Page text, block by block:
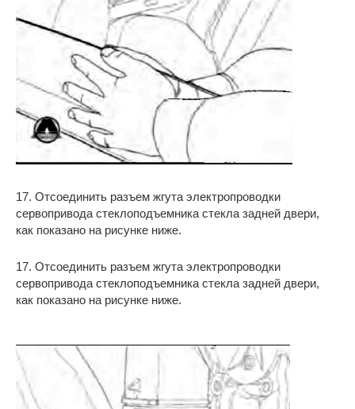
17. Отсоединить разъем жгута электропроводки
сервопривода стеклоподъемника стекла задней двери,
как показано на рисунке ниже.
17. Отсоединить разъем жгута электропроводки
сервопривода стеклоподъемника стекла задней двери,
как показано на рисунке ниже.